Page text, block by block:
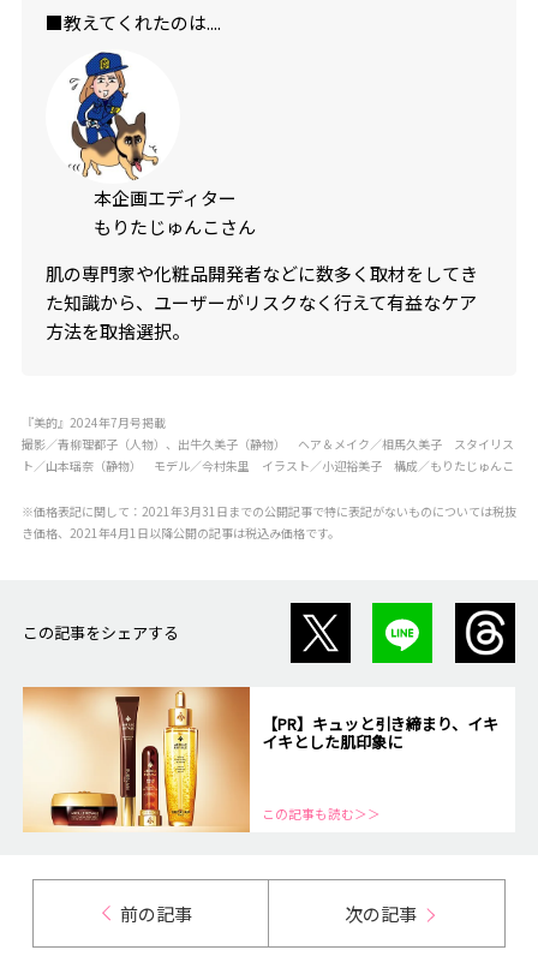
■教えてくれたのは....
本企画エディター
もりたじゅんこさん
肌の専門家や化粧品開発者などに数多く取材をしてき
た知識から、ユーザーがリスクなく行えて有益なケア
方法を取捨選択。
『美的』2024年7月号掲載
撮影／青柳理都子（人物）、出牛久美子（静物） ヘア＆メイク／相馬久美子 スタイリス
ト／山本瑶奈（静物） モデル／今村朱里 イラスト／小迎裕美子 構成／もりたじゅんこ
※価格表記に関して：2021年3月31日までの公開記事で特に表記がないものについては税抜
き価格、2021年4月1日以降公開の記事は税込み価格です。
この記事をシェアする
【PR】キュッと引き締まり、イキ
イキとした肌印象に
この記事も読む＞＞
前の記事 次の記事